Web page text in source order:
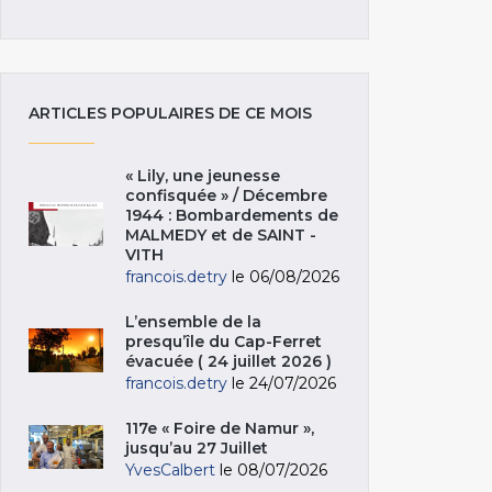
ARTICLES POPULAIRES DE CE MOIS
« Lily, une jeunesse
confisquée » / Décembre
1944 : Bombardements de
MALMEDY et de SAINT -
VITH
francois.detry le 06/08/2026
L’ensemble de la
presqu’île du Cap-Ferret
évacuée ( 24 juillet 2026 )
francois.detry le 24/07/2026
117e « Foire de Namur »,
jusqu’au 27 Juillet
YvesCalbert le 08/07/2026